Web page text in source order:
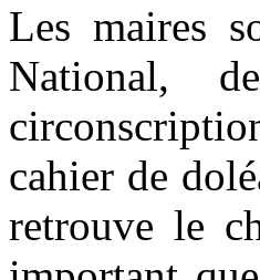
Les maires
National,
cahier de
retrouve le